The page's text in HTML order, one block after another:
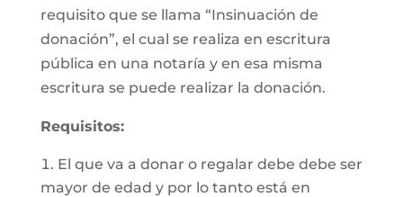
requisito que se llama “Insinuación de
donación”, el cual se realiza en escritura
pública en una notaría y en esa misma
escritura se puede realizar la donación.
Requisitos:
El que va a donar o regalar debe debe ser
mayor de edad y por lo tanto está en